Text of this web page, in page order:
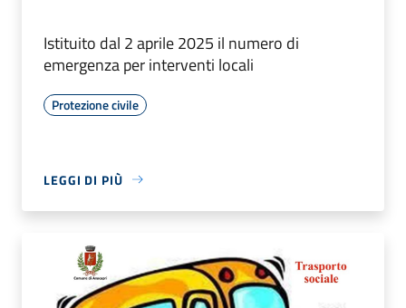
Istituito dal 2 aprile 2025 il numero di
emergenza per interventi locali
Protezione civile
LEGGI DI PIÙ